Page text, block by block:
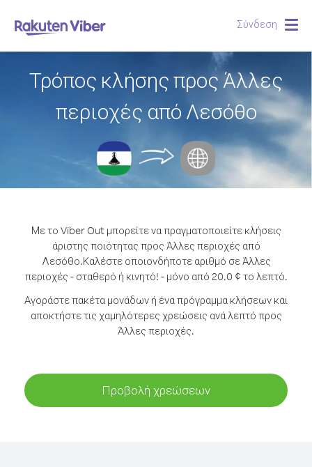
Σύνδεση
Τρόπος κλήσης προς Άλλες
περιοχές από Λεσόθο
Με το Viber Out μπορείτε να πραγματοποιείτε κλήσεις
άριστης ποιότητας προς Άλλες περιοχές από
Λεσόθο.Καλέστε οποιονδήποτε αριθμό σε Άλλες
περιοχές - σταθερό ή κινητό! - μόνο από 20.0 ¢ το λεπτό.
Αγοράστε πακέτα μονάδων ή ένα πρόγραμμα κλήσεων και
αποκτήστε τις χαμηλότερες χρεώσεις ανά λεπτό προς
Άλλες περιοχές.
Προβολή χρεώσεων